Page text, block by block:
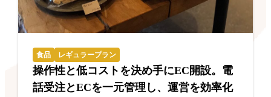
食品 レギュラープラン
操作性と低コストを決め手にEC開設。電
話受注とECを一元管理し、運営を効率化